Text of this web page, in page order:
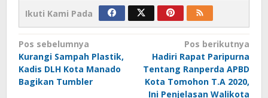
Ikuti Kami Pada
Navigasi
pos
Pos sebelumnya
Kurangi Sampah Plastik,
Kadis DLH Kota Manado
Bagikan Tumbler
Pos berikutnya
Hadiri Rapat Paripurna
Tentang Ranperda APBD
Kota Tomohon T.A 2020,
Ini Penjelasan Walikota